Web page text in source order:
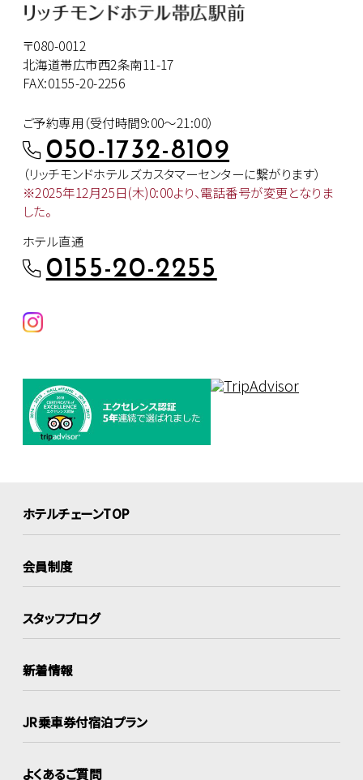
〒080-0012
北海道帯広市西2条南11-17
FAX:0155-20-2256
ご予約専用（受付時間9:00～21:00）
050-1732-8109
（リッチモンドホテルズカスタマーセンターに繋がります）
※2025年12月25日(木)0:00より、電話番号が変更となりま
した。
ホテル直通
0155-20-2255
ホテルチェーンTOP
会員制度
スタッフブログ
新着情報
JR乗車券付宿泊プラン
よくあるご質問